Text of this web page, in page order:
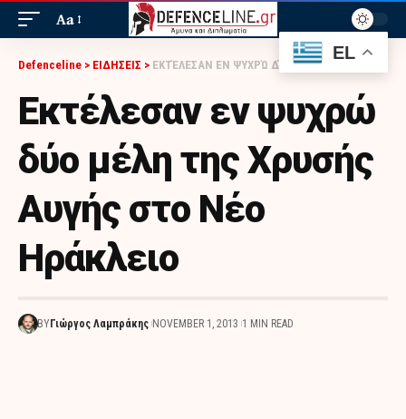
Aa
Defenceline > ΕΙΔΗΣΕΙΣ > ΕΚΤΈΛΕΣΑΝ ΕΝ ΨΥΧΡΏ ΔΎΟ ΜΈΛΗ ΤΗΣ ΧΡΥΣΉΣ ΑΥΓΉΣ ΣΤΟ ΝΈΟ ΗΡΆΚΛΕΙΟ
Εκτέλεσαν εν ψυχρώ
δύο μέλη της Χρυσής
Αυγής στο Νέο
Ηράκλειο
BY Γιώργος Λαμπράκης NOVEMBER 1, 2013 1 MIN READ
EL